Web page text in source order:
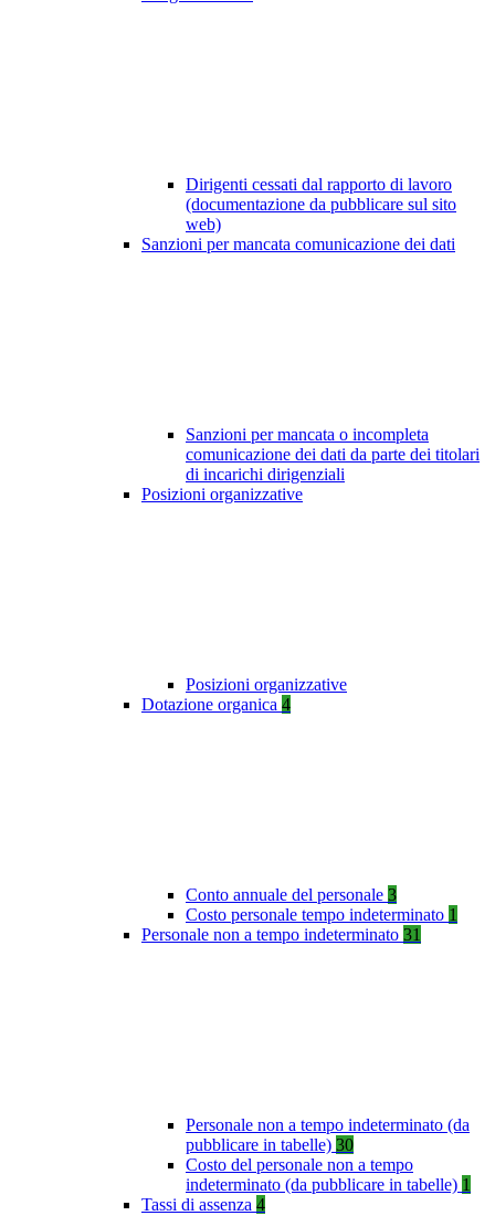
Dirigenti cessati dal rapporto di lavoro
(documentazione da pubblicare sul sito
web)
Sanzioni per mancata comunicazione dei dati
Sanzioni per mancata o incompleta
comunicazione dei dati da parte dei titolari
di incarichi dirigenziali
Posizioni organizzative
Posizioni organizzative
Dotazione organica 4
Conto annuale del personale 3
Costo personale tempo indeterminato 1
Personale non a tempo indeterminato 31
Personale non a tempo indeterminato (da
pubblicare in tabelle) 30
Costo del personale non a tempo
indeterminato (da pubblicare in tabelle) 1
Tassi di assenza 4